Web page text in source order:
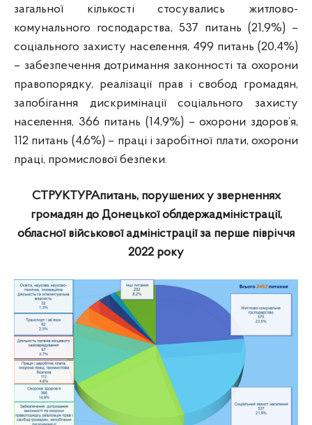
загальної кількості стосувались житлово-
комунального господарства, 537 питань (21,9%) –
соціального захисту населення, 499 питань (20,4%)
– забезпечення дотримання законності та охорони
правопорядку, реалізації прав і свобод громадян,
запобігання дискримінації соціального захисту
населення, 366 питань (14,9%) – охорони здоров’я,
112 питань (4,6%) – праці і заробітної плати, охорони
праці, промислової безпеки.
СТРУКТУРАпитань, порушених у зверненнях
громадян до Донецької облдержадміністрації,
обласної військової адміністраціїза перше півріччя
2022 року